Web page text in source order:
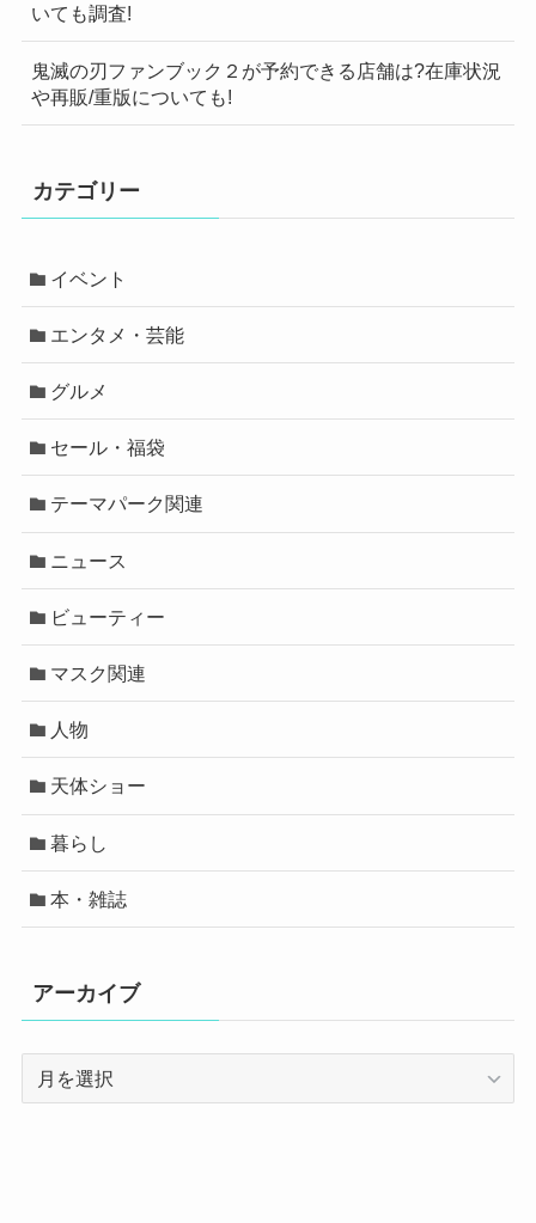
いても調査!
鬼滅の刃ファンブック２が予約できる店舗は?在庫状況
や再販/重版についても!
カテゴリー
イベント
エンタメ・芸能
グルメ
セール・福袋
テーマパーク関連
ニュース
ビューティー
マスク関連
人物
天体ショー
暮らし
本・雑誌
アーカイブ